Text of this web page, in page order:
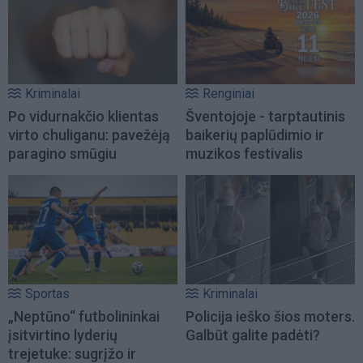
Kriminalai
Po vidurnakčio klientas
virto chuliganu: pavežėją
paragino smūgiu
Renginiai
Šventojoje - tarptautinis
baikerių paplūdimio ir
muzikos festivalis
Sportas
„Neptūno“ futbolininkai
įsitvirtino lyderių
trejetuke: sugrįžo ir
Kriminalai
Policija ieško šios moters.
Galbūt galite padėti?